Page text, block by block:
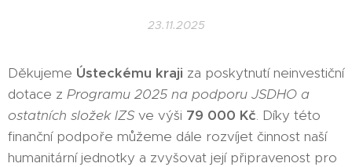
23.11.2025
Děkujeme Ústeckému kraji za poskytnutí neinvestiční
dotace z Programu 2025 na podporu JSDHO a
ostatních složek IZSve výši 79 000 Kč. Díky této
finanční podpoře můžeme dále rozvíjet činnost naší
humanitární jednotky a zvyšovat její připravenost pro